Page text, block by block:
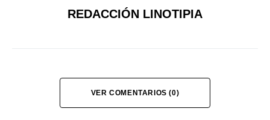
REDACCIÓN LINOTIPIA
VER COMENTARIOS (0)